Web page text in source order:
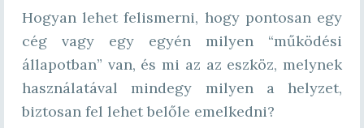
Hogyan lehet felismerni, hogy pontosan egy
cég vagy egy egyén milyen “működési
állapotban” van, és mi az az eszköz, melynek
használatával mindegy milyen a helyzet,
biztosan fel lehet belőle emelkedni?